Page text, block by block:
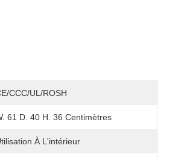
CCC/UL/ROSH
61 D. 40 H. 36 Centimètres
À L'intérieur